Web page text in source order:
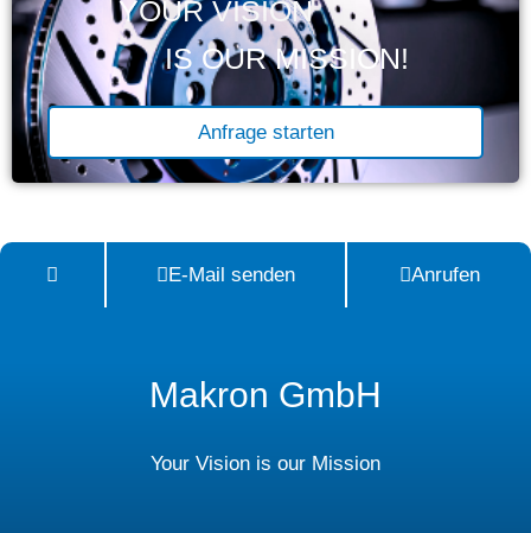
YOUR VISION
IS OUR MISSION!
Anfrage starten
E-Mail senden Anrufen
Makron GmbH
Your Vision is our Mission